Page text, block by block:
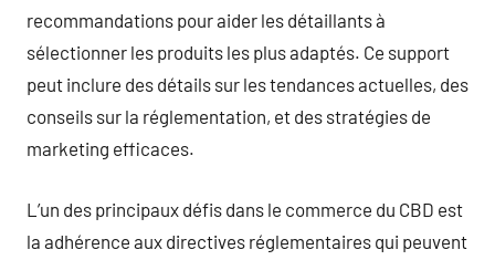
recommandations pour aider les détaillants à
sélectionner les produits les plus adaptés. Ce support
peut inclure des détails sur les tendances actuelles, des
conseils sur la réglementation, et des stratégies de
marketing efficaces.
L’un des principaux défis dans le commerce du CBD est
la adhérence aux directives réglementaires qui peuvent